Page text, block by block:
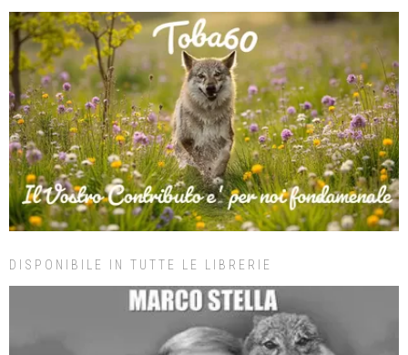
DISPONIBILE IN TUTTE LE LIBRERIE